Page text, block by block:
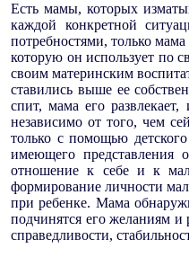
Есть мамы, которых
каждой конкретной
потребностями, только
которую он использует по
своим материнским
ставились выше ее
спит, мама его
независимо от того, чем
только с помощью
имеющего представления
отношение к себе и к
формирование личности
при ребенке. Мама
подчинятся его желаниям
справедливости,